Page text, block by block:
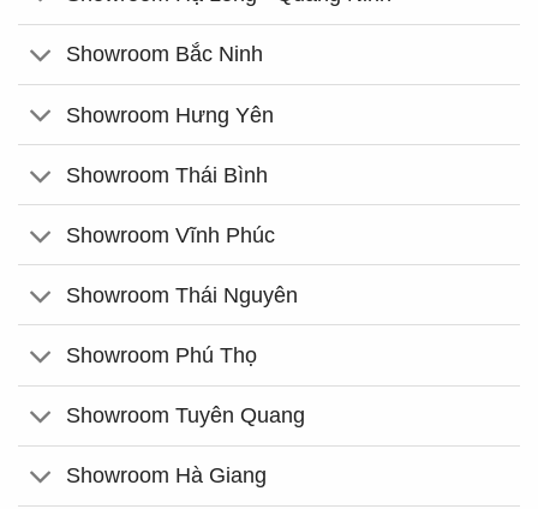
Showroom Bắc Ninh
Showroom Hưng Yên
Showroom Thái Bình
Showroom Vĩnh Phúc
Showroom Thái Nguyên
Showroom Phú Thọ
Showroom Tuyên Quang
Showroom Hà Giang